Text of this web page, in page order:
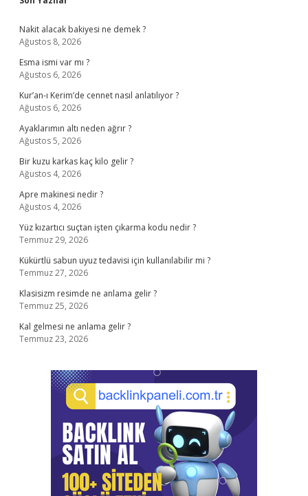
Sidebar
Nakit alacak bakiyesi ne demek ?
Ağustos 8, 2026
Esma ismi var mı ?
Ağustos 6, 2026
Kur’an-ı Kerim’de cennet nasıl anlatılıyor ?
Ağustos 6, 2026
Ayaklarımın altı neden ağrır ?
Ağustos 5, 2026
Bir kuzu karkas kaç kilo gelir ?
Ağustos 4, 2026
Apre makinesi nedir ?
Ağustos 4, 2026
Yüz kızartıcı suçtan işten çıkarma kodu nedir ?
Temmuz 29, 2026
Kükürtlü sabun uyuz tedavisi için kullanılabilir mi ?
Temmuz 27, 2026
Klasisizm resimde ne anlama gelir ?
Temmuz 25, 2026
Kal gelmesi ne anlama gelir ?
Temmuz 23, 2026